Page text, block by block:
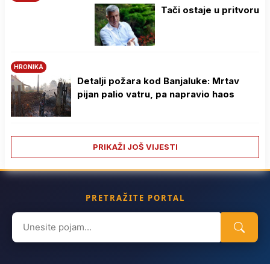
Tači ostaje u pritvoru
HRONIKA
Detalji požara kod Banjaluke: Mrtav
pijan palio vatru, pa napravio haos
PRIKAŽI JOŠ VIJESTI
PRETRAŽITE PORTAL
Search
for: